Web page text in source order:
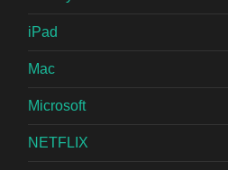
iPad
Mac
Microsoft
NETFLIX